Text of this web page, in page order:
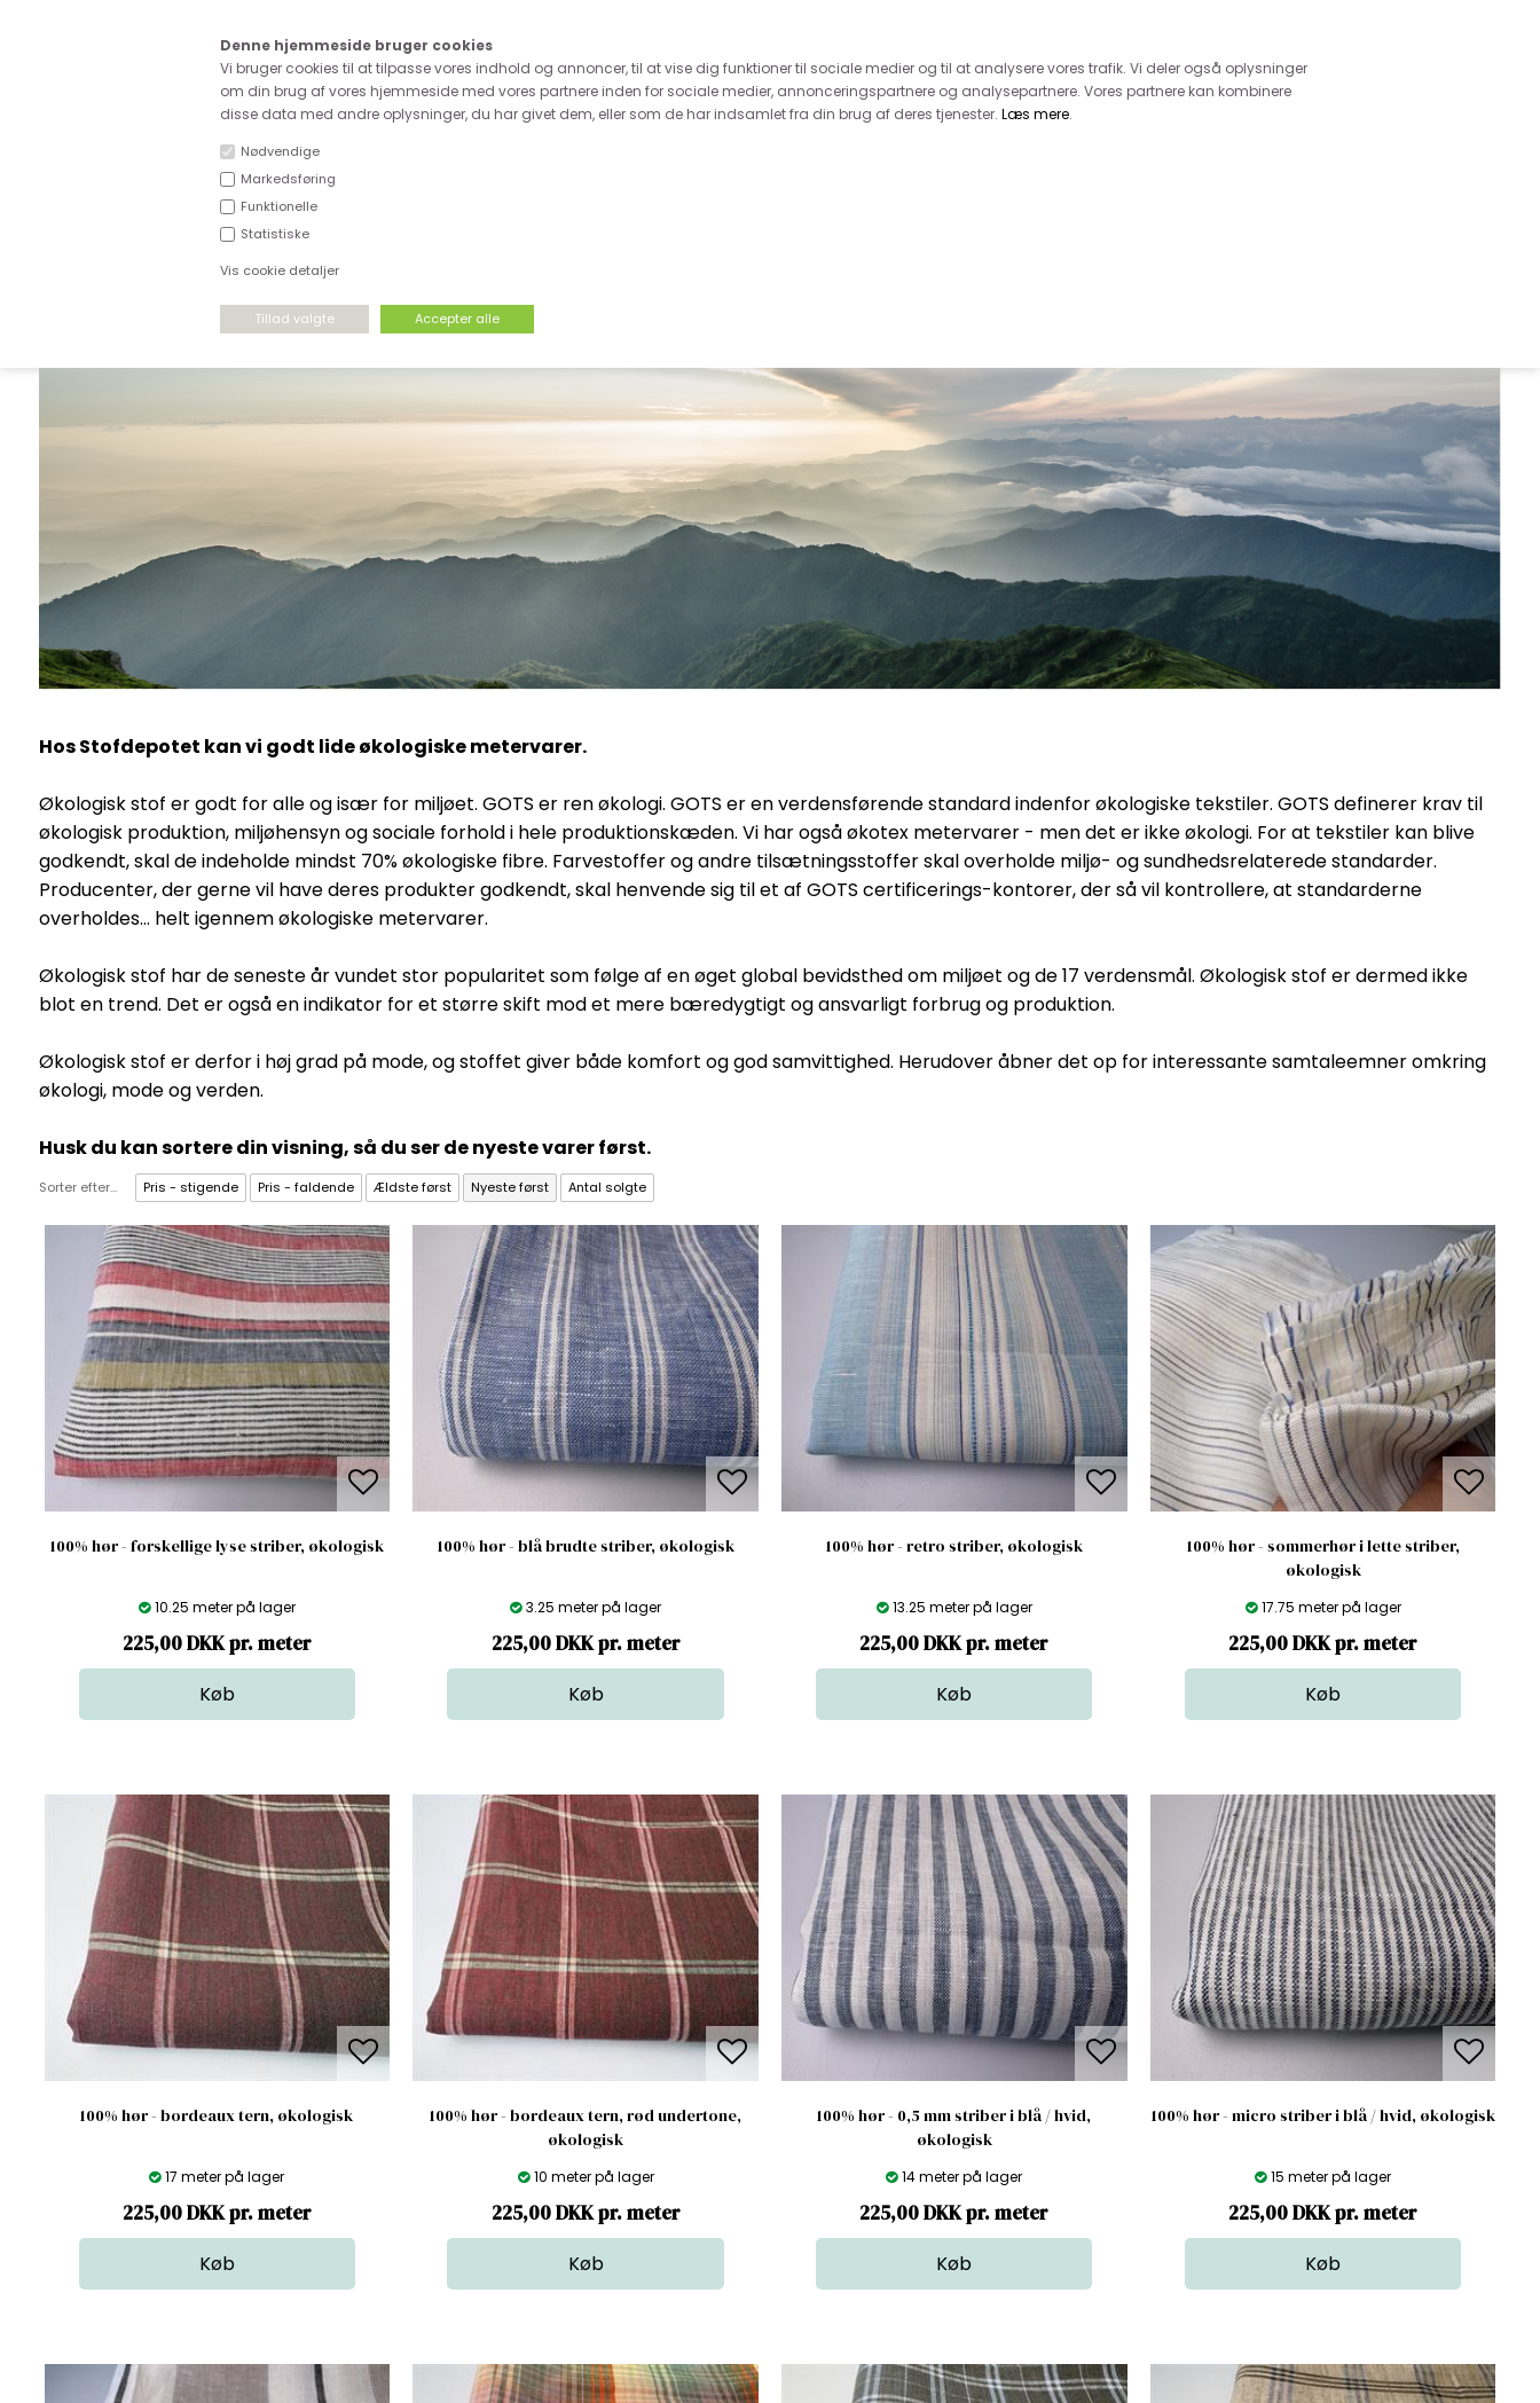
Denne hjemmeside bruger cookies
Vi bruger cookies til at tilpasse vores indhold og annoncer, til at vise dig funktioner til sociale medier og til at analysere vores trafik. Vi deler også oplysninger
om din brug af vores hjemmeside med vores partnere inden for sociale medier, annonceringspartnere og analysepartnere. Vores partnere kan kombinere
disse data med andre oplysninger, du har givet dem, eller som de har indsamlet fra din brug af deres tjenester. Læs mere.
Nødvendige
Markedsføring
Funktionelle
Statistiske
Vis cookie detaljer
Fri fragt ved køb for over 600.-
DEADSTOCK
Hos Stofdepotet kan vi godt lide økologiske metervarer.
Økologisk stof er godt for alle og især for miljøet. GOTS er ren økologi. GOTS er en verdensførende standard indenfor økologiske tekstiler. GOTS definerer krav til
økologisk produktion, miljøhensyn og sociale forhold i hele produktionskæden. Vi har også økotex metervarer - men det er ikke økologi. For at tekstiler kan blive
godkendt, skal de indeholde mindst 70% økologiske fibre. Farvestoffer og andre tilsætningsstoffer skal overholde miljø- og sundhedsrelaterede standarder.
Producenter, der gerne vil have deres produkter godkendt, skal henvende sig til et af GOTS certificerings-kontorer, der så vil kontrollere, at standarderne
overholdes... helt igennem økologiske metervarer.
Økologisk stof har de seneste år vundet stor popularitet som følge af en øget global bevidsthed om miljøet og de 17 verdensmål. Økologisk stof er dermed ikke
blot en trend. Det er også en indikator for et større skift mod et mere bæredygtigt og ansvarligt forbrug og produktion.
Økologisk stof er derfor i høj grad på mode, og stoffet giver både komfort og god samvittighed. Herudover åbner det op for interessante samtaleemner omkring
økologi, mode og verden.
Husk du kan sortere din visning, så du ser de nyeste varer først.
Sorter efter... Pris - stigende Pris - faldende Ældste først Nyeste først Antal solgte
100% hør - forskellige lyse striber, økologisk
10.25 meter på lager
225,00 DKK pr. meter
100% hør - blå brudte striber, økologisk
3.25 meter på lager
225,00 DKK pr. meter
100% hør - retro striber, økologisk
13.25 meter på lager
225,00 DKK pr. meter
100% hør - sommerhør i lette striber,
økologisk
17.75 meter på lager
225,00 DKK pr. meter
100% hør - bordeaux tern, økologisk
17 meter på lager
225,00 DKK pr. meter
100% hør - bordeaux tern, rød undertone,
økologisk
10 meter på lager
225,00 DKK pr. meter
100% hør - 0,5 mm striber i blå / hvid,
økologisk
14 meter på lager
225,00 DKK pr. meter
100% hør - micro striber i blå / hvid, økologisk
15 meter på lager
225,00 DKK pr. meter